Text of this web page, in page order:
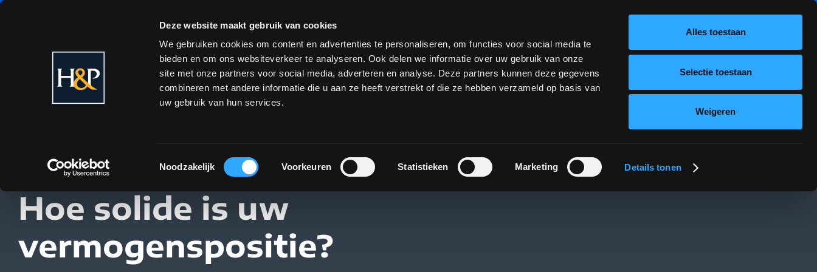
Deze website maakt gebruik van cookies
We gebruiken cookies om content en advertenties te personaliseren, om functies voor social media te
bieden en om ons websiteverkeer te analyseren. Ook delen we informatie over uw gebruik van onze
site met onze partners voor social media, adverteren en analyse. Deze partners kunnen deze gegevens
combineren met andere informatie die u aan ze heeft verstrekt of die ze hebben verzameld op basis van
uw gebruik van hun services.
Toestemmingsselectie
Noodzakelijk Voorkeuren Statistieken Marketing Details tonen
Alles toestaan
Selectie toestaan
Weigeren
VACATURES UPLOAD INLOGGEN
Over H&P Strategie Communicatie Operationeel Financieel Cases contact
Hoe solide is uw
vermogenspositie?